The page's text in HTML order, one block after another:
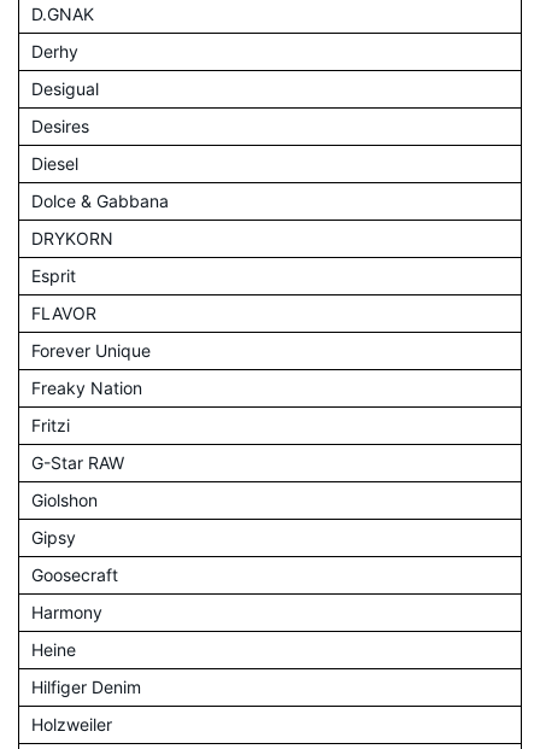
D.GNAK
Derhy
Desigual
Desires
Diesel
Dolce & Gabbana
DRYKORN
Esprit
FLAVOR
Forever Unique
Freaky Nation
Fritzi
G-Star RAW
Giolshon
Gipsy
Goosecraft
Harmony
Heine
Hilfiger Denim
Holzweiler